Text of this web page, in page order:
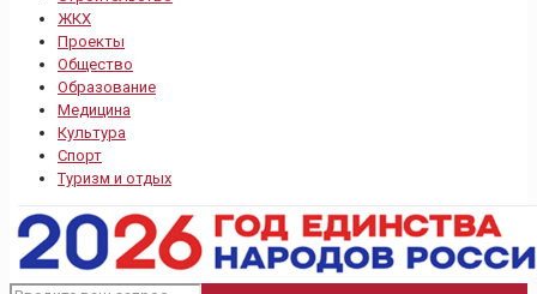
ЖКХ
Проекты
Общество
Образование
Медицина
Культура
Спорт
Туризм и отдых